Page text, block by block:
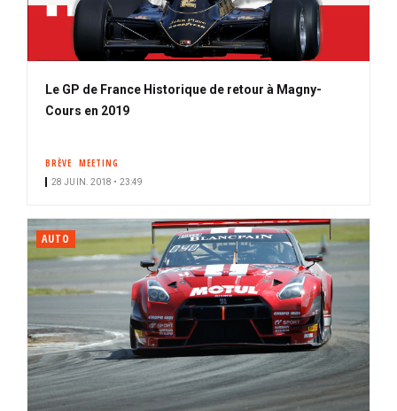
Le GP de France Historique de retour à Magny-
Cours en 2019
BRÈVE MEETING
28 JUIN. 2018 • 23:49
AUTO